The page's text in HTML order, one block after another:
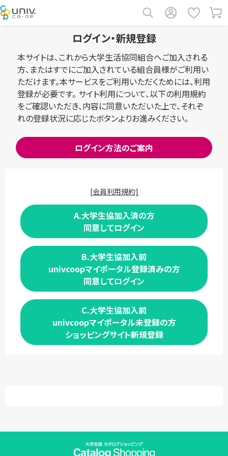
ログイン・新規登録
本サイトは、これから大学生活協同組合へご加入される
方、またはすでにご加入されている組合員様がご利用い
ただけます。本サービスをご利用いただくためには、利用
登録が必要です。 サイト利用について、以下の利用規約
をご確認いただき、内容に同意いただいた上で、それぞ
れの登録状況に応じたボタンよりお進みください。
ログイン方法のご案内
[会員利用規約]
A.大学生協加入済の方
同意してログイン
B.大学生協加入前
univcoopマイポータル登録済みの方
同意してログイン
C.大学生協加入前
univcoopマイポータル未登録の方
ショッピングサイト新規登録